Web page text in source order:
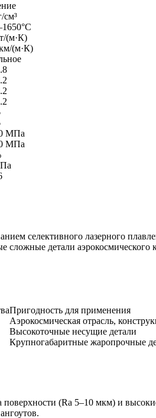
см³
(м·К)
(м·К)
МПа
МПа
селективного лазерного
детали аэрокосмического
Пригодность для применения
Аэрокосмическая отрасль,
Высокоточные несущие детали
Крупногабаритные жаропрочные
(Ra 5–10 мкм) и